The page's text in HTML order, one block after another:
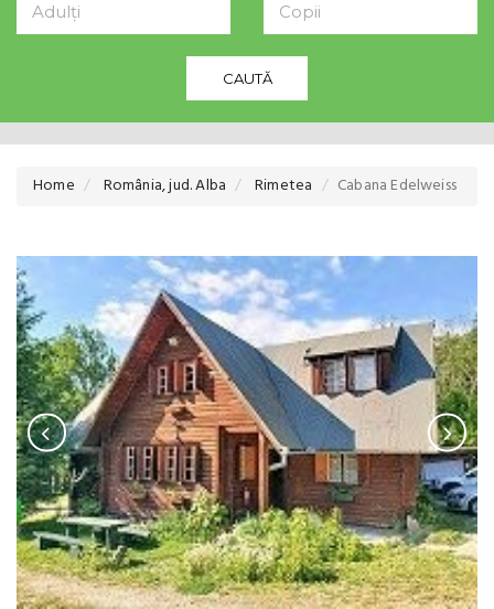
Adulți Copii
CAUTĂ
Home România, jud. Alba Rimetea Cabana Edelweiss